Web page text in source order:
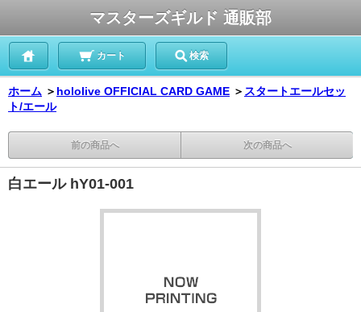
マスターズギルド 通販部
カート 検索
ホーム ＞ hololive OFFICIAL CARD GAME ＞ スタートエールセッ
ト/エール
前の商品へ 次の商品へ
白エール hY01-001